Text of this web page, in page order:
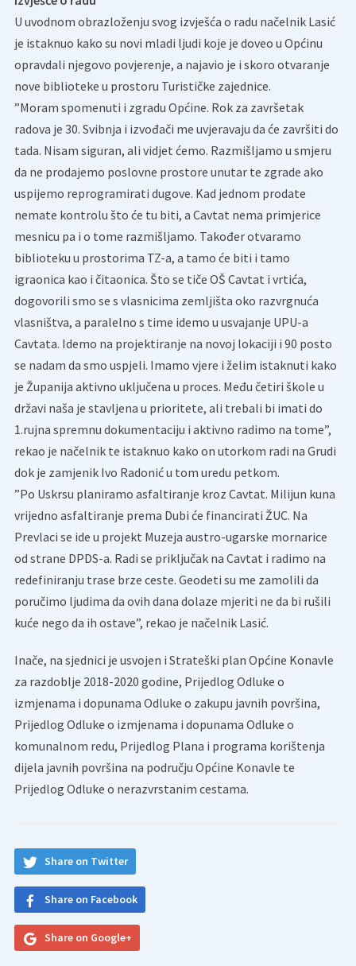
U uvodnom obrazloženju svog izvješća o radu načelnik Lasić
je istaknuo kako su novi mladi ljudi koje je doveo u Općinu
opravdali njegovo povjerenje, a najavio je i skoro otvaranje
nove biblioteke u prostoru Turističke zajednice.
”Moram spomenuti i zgradu Općine. Rok za završetak
radova je 30. Svibnja i izvođači me uvjeravaju da će završiti do
tada. Nisam siguran, ali vidjet ćemo. Razmišljamo u smjeru
da ne prodajemo poslovne prostore unutar te zgrade ako
uspijemo reprogramirati dugove. Kad jednom prodate
nemate kontrolu što će tu biti, a Cavtat nema primjerice
mesnicu pa i o tome razmišljamo. Također otvaramo
biblioteku u prostorima TZ-a, a tamo će biti i tamo
igraonica kao i čitaonica. Što se tiče OŠ Cavtat i vrtića,
dogovorili smo se s vlasnicima zemljišta oko razvrgnuća
vlasništva, a paralelno s time idemo u usvajanje UPU-a
Cavtata. Idemo na projektiranje na novoj lokaciji i 90 posto
se nadam da smo uspjeli. Imamo vjere i želim istaknuti kako
je Županija aktivno uključena u proces. Među četiri škole u
državi naša je stavljena u prioritete, ali trebali bi imati do
1.rujna spremnu dokumentaciju i aktivno radimo na tome”,
rekao je načelnik te istaknuo kako on utorkom radi na Grudi
dok je zamjenik Ivo Radonić u tom uredu petkom.
”Po Uskrsu planiramo asfaltiranje kroz Cavtat. Milijun kuna
vrijedno asfaltiranje prema Dubi će financirati ŽUC. Na
Prevlaci se ide u projekt Muzeja austro-ugarske mornarice
od strane DPDS-a. Radi se priključak na Cavtat i radimo na
redefiniranju trase brze ceste. Geodeti su me zamolili da
poručimo ljudima da ovih dana dolaze mjeriti ne da bi rušili
kuće nego da ih ostave”, rekao je načelnik Lasić.
Inače, na sjednici je usvojen i Strateški plan Općine Konavle
za razdoblje 2018-2020 godine, Prijedlog Odluke o
izmjenama i dopunama Odluke o zakupu javnih površina,
Prijedlog Odluke o izmjenama i dopunama Odluke o
komunalnom redu, Prijedlog Plana i programa korištenja
dijela javnih površina na području Općine Konavle te
Prijedlog Odluke o nerazvrstanim cestama.
Share on Twitter
Share on Facebook
Share on Google+